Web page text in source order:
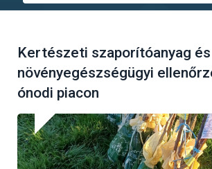
Kertészeti szaporítóanyag és
növényegészségügyi
ónodi piacon